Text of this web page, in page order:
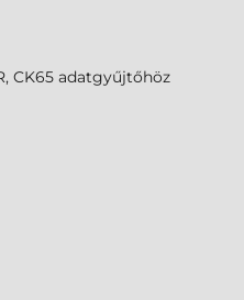
CK65 adatgyűjtőhöz